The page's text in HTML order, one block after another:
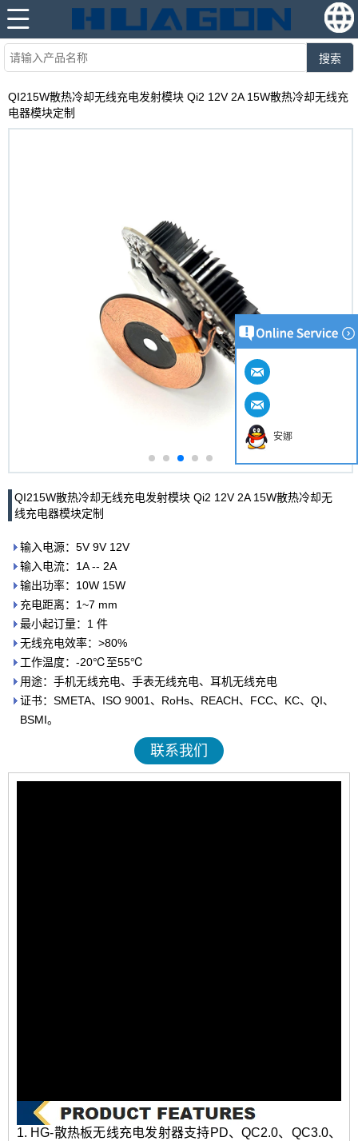
搜索
QI215W散热冷却无线充电发射模块 Qi2 12V 2A 15W散热冷却无线充
电器模块定制
QI215W散热冷却无线充电发射模块 Qi2 12V 2A 15W散热冷却无
线充电器模块定制
输入电源：5V 9V 12V
输入电流：1A -- 2A
输出功率：10W 15W
充电距离：1~7 mm
最小起订量：1 件
无线充电效率：>80%
工作温度：-20℃至55℃
用途：手机无线充电、手表无线充电、耳机无线充电
证书：SMETA、ISO 9001、RoHs、REACH、FCC、KC、QI、
BSMI。
联系我们
1. HG-散热板无线充电发射器支持PD、QC2.0、QC3.0、
安娜